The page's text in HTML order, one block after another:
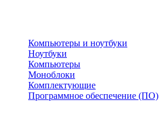
Компьютеры и ноутбуки
Ноутбуки
Компьютеры
Моноблоки
Комплектующие
Программное обеспечение (ПО)